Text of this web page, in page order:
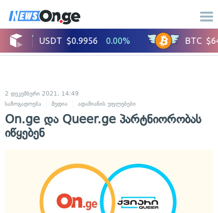
2 დეკემბერი 2021, 14:49
საზოგადოება
მედია ადამიანის უფლებები
On.ge და Queer.ge პარტნიორობას
იწყებენ